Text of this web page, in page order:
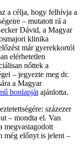
a célja, hogy felhívja a
– mutatott rá a
Dávid, a Magyar
klinika
már gyerekkortól
elérhetetlen
nőttek a
– jegyezte meg dr.
a Magyar
honlapját ajánlotta.
százezer
– mondta el. Van
megvastagodott
még előnyt is jelent –